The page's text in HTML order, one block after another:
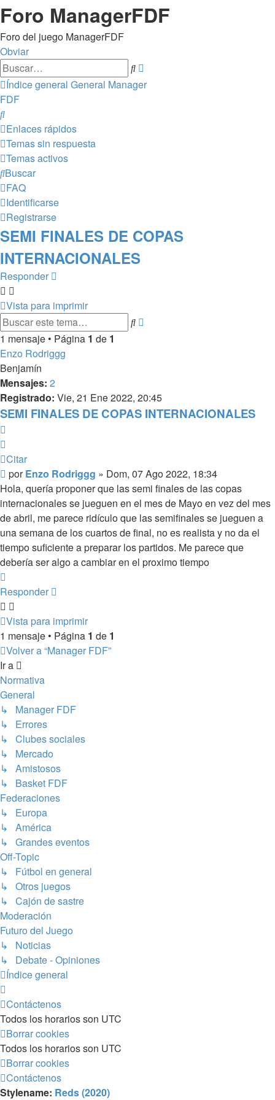
Foro ManagerFDF
Foro del juego ManagerFDF
Obviar
Buscar
avanzada
Índice general General Manager
FDF
Buscar
Enlaces rápidos
Temas sin respuesta
Temas activos
Buscar
FAQ
Identificarse
Registrarse
SEMI FINALES DE COPAS
INTERNACIONALES
Responder
Vista para imprimir
Buscar
1 mensaje • Página 1 de 1
Enzo Rodriggg
Benjamín
Mensajes: 2
Registrado: Vie, 21 Ene 2022, 20:45
SEMI FINALES DE COPAS INTERNACIONALES
Citar
Mensaje
porEnzo Rodriggg » Dom, 07 Ago 2022, 18:34
Hola, quería proponer que las semi finales de las copas
internacionales se jueguen en el mes de Mayo en vez del mes
de abril, me parece ridículo que las semifinales se jueguen a
una semana de los cuartos de final, no es realista y no da el
tiempo suficiente a preparar los partidos. Me parece que
debería ser algo a cambiar en el proximo tiempo
Responder
Vista para imprimir
1 mensaje • Página 1 de 1
Volver a “Manager FDF”
Ir a
Normativa
General
↳ Manager FDF
↳ Errores
↳ Clubes sociales
↳ Mercado
↳ Amistosos
↳ Basket FDF
Federaciones
↳ Europa
↳ América
↳ Grandes eventos
Off-Topic
↳ Fútbol en general
↳ Otros juegos
↳ Cajón de sastre
Moderación
Futuro del Juego
↳ Noticias
↳ Debate - Opiniones
Índice general
Contáctenos
Todos los horarios son UTC
Borrar cookies
Todos los horarios son UTC
Borrar cookies
Contáctenos
Stylename: Reds (2020)